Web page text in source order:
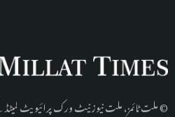
© ملت ٹائمز، ملت نیوز نیٹ ورک پرائیویٹ لمیٹڈ